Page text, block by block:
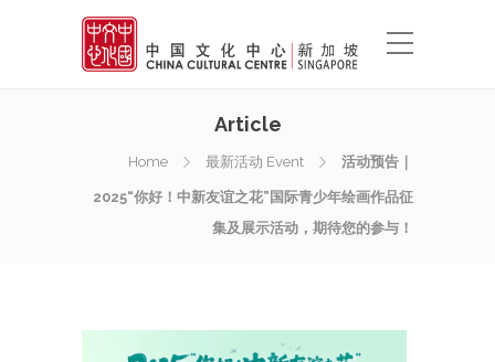
Article
Home 最新活动 Event 活动预告｜
2025“你好！中新友谊之花”国际青少年绘画作品征
集及展示活动，期待您的参与！